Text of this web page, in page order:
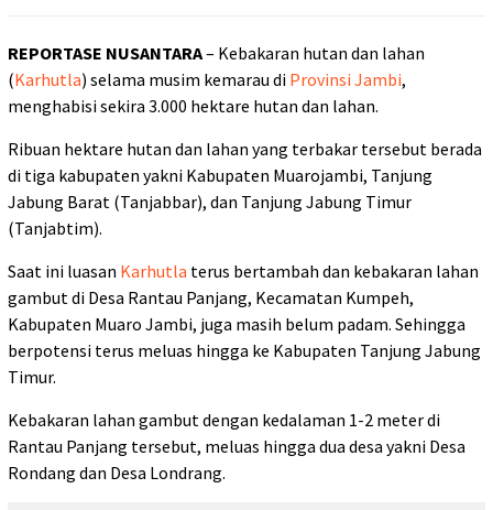
REPORTASE NUSANTARA– Kebakaran hutan dan lahan
(Karhutla) selama musim kemarau di Provinsi Jambi,
menghabisi sekira 3.000 hektare hutan dan lahan.
Ribuan hektare hutan dan lahan yang terbakar tersebut berada
di tiga kabupaten yakni Kabupaten Muarojambi, Tanjung
Jabung Barat (Tanjabbar), dan Tanjung Jabung Timur
(Tanjabtim).
Saat ini luasan Karhutla terus bertambah dan kebakaran lahan
gambut di Desa Rantau Panjang, Kecamatan Kumpeh,
Kabupaten Muaro Jambi, juga masih belum padam. Sehingga
berpotensi terus meluas hingga ke Kabupaten Tanjung Jabung
Timur.
Kebakaran lahan gambut dengan kedalaman 1-2 meter di
Rantau Panjang tersebut, meluas hingga dua desa yakni Desa
Rondang dan Desa Londrang.